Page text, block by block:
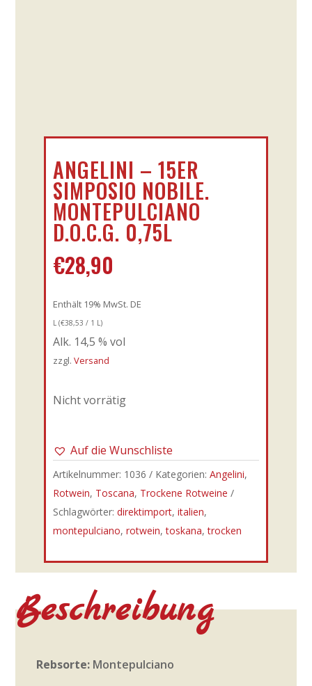
ANGELINI – 15ER
SIMPOSIO NOBILE.
MONTEPULCIANO
D.O.C.G. 0,75L
€28,90
Enthält 19% MwSt. DE
L (€38,53 / 1 L)
Alk. 14,5 % vol
zzgl. Versand
Nicht vorrätig
Auf die Wunschliste
Artikelnummer: 1036 Kategorien: Angelini,
Rotwein, Toscana, Trockene Rotweine
Schlagwörter: direktimport, italien,
montepulciano, rotwein,toskana,trocken
Beschreibung
Rebsorte: Montepulciano